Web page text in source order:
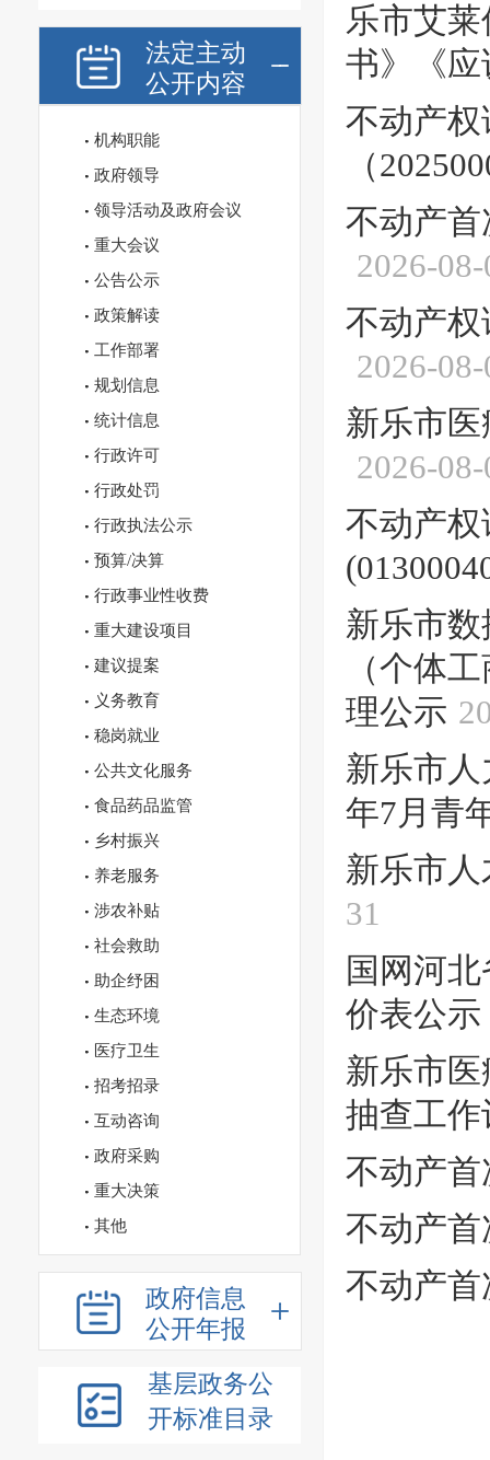
法定主动
公开内容
机构职能
政府领导
领导活动及政府会议
重大会议
公告公示
政策解读
工作部署
规划信息
统计信息
行政许可
行政处罚
行政执法公示
预算/决算
行政事业性收费
重大建设项目
建议提案
义务教育
稳岗就业
公共文化服务
食品药品监管
乡村振兴
养老服务
涉农补贴
社会救助
助企纾困
生态环境
医疗卫生
招考招录
互动咨询
政府采购
重大决策
其他
政府信息
公开年报
基层政务公
开标准目录
乐市艾
书》《
不动产
（
不动产
2026-
不动产权
2026-
新乐市
2026-
不动产
新乐市
（个体
理公示
新乐市人
年7月青
新乐市
31
国网河
价表公示
新乐市
抽查工作
不动产
不动产
不动产